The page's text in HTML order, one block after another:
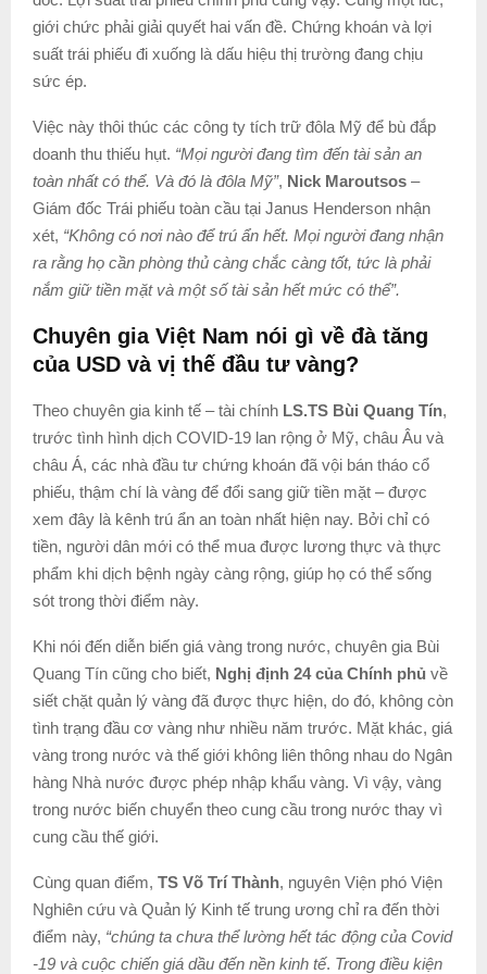
giới chức phải giải quyết hai vấn đề. Chứng khoán và lợi
suất trái phiếu đi xuống là dấu hiệu thị trường đang chịu
sức ép.
Việc này thôi thúc các công ty tích trữ đôla Mỹ để bù đắp
doanh thu thiếu hụt. “Mọi người đang tìm đến tài sản an
toàn nhất có thể. Và đó là đôla Mỹ”, Nick Maroutsos –
Giám đốc Trái phiếu toàn cầu tại Janus Henderson nhận
xét, “Không có nơi nào để trú ẩn hết. Mọi người đang nhận
ra rằng họ cần phòng thủ càng chắc càng tốt, tức là phải
nắm giữ tiền mặt và một số tài sản hết mức có thể”.
Chuyên gia Việt Nam nói gì về đà tăng
của USD và vị thế đầu tư vàng?
Theo chuyên gia kinh tế – tài chính LS.TS Bùi Quang Tín,
trước tình hình dịch COVID-19 lan rộng ở Mỹ, châu Âu và
châu Á, các nhà đầu tư chứng khoán đã vội bán tháo cổ
phiếu, thậm chí là vàng để đổi sang giữ tiền mặt – được
xem đây là kênh trú ẩn an toàn nhất hiện nay. Bởi chỉ có
tiền, người dân mới có thể mua được lương thực và thực
phẩm khi dịch bệnh ngày càng rộng, giúp họ có thể sống
sót trong thời điểm này.
Khi nói đến diễn biến giá vàng trong nước, chuyên gia Bùi
Quang Tín cũng cho biết, Nghị định 24 của Chính phủ về
siết chặt quản lý vàng đã được thực hiện, do đó, không còn
tình trạng đầu cơ vàng như nhiều năm trước. Mặt khác, giá
vàng trong nước và thế giới không liên thông nhau do Ngân
hàng Nhà nước được phép nhập khẩu vàng. Vì vậy, vàng
trong nước biến chuyển theo cung cầu trong nước thay vì
cung cầu thế giới.
Cùng quan điểm, TS Võ Trí Thành, nguyên Viện phó Viện
Nghiên cứu và Quản lý Kinh tế trung ương chỉ ra đến thời
điểm này, “chúng ta chưa thể lường hết tác động của Covid
-19 và cuộc chiến giá dầu đến nền kinh tế. Trong điều kiện